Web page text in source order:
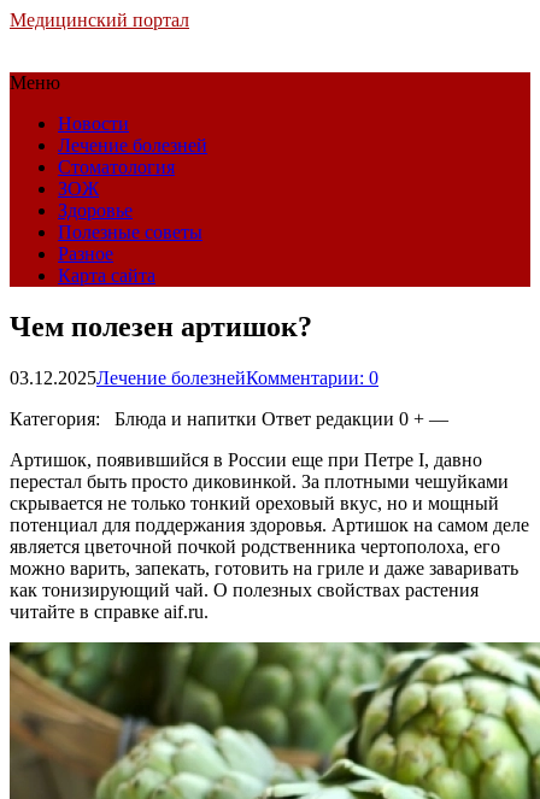
Медицинский портал
Меню
Новости
Лечение болезней
Стоматология
ЗОЖ
Здоровье
Полезные советы
Разное
Карта сайта
Чем полезен артишок?
03.12.2025Лечение болезнейКомментарии: 0
Категория: Блюда и напитки Ответ редакции 0 + —
Артишок, появившийся в России еще при Петре I, давно
перестал быть просто диковинкой. За плотными чешуйками
скрывается не только тонкий ореховый вкус, но и мощный
потенциал для поддержания здоровья. Артишок на самом деле
является цветочной почкой родственника чертополоха, его
можно варить, запекать, готовить на гриле и даже заваривать
как тонизирующий чай. О полезных свойствах растения
читайте в справке aif.ru.